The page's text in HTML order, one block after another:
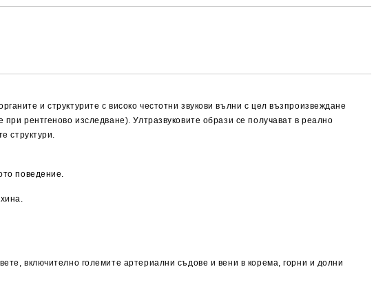
и структурите с високо честотни звукови вълни с цел възпроизвеждане
рентгеново изследване). Ултразвуковите образи се получават в реално
структури.
поведение.
включително големите артериални съдове и вени в корема, горни и долни